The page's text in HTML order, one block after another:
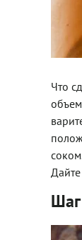
Что
Дайте